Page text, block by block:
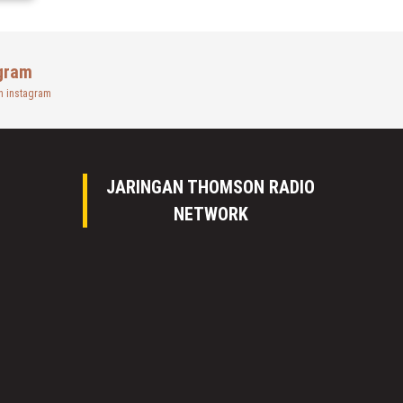
instagram
JARINGAN THOMSON RADIO
NETWORK